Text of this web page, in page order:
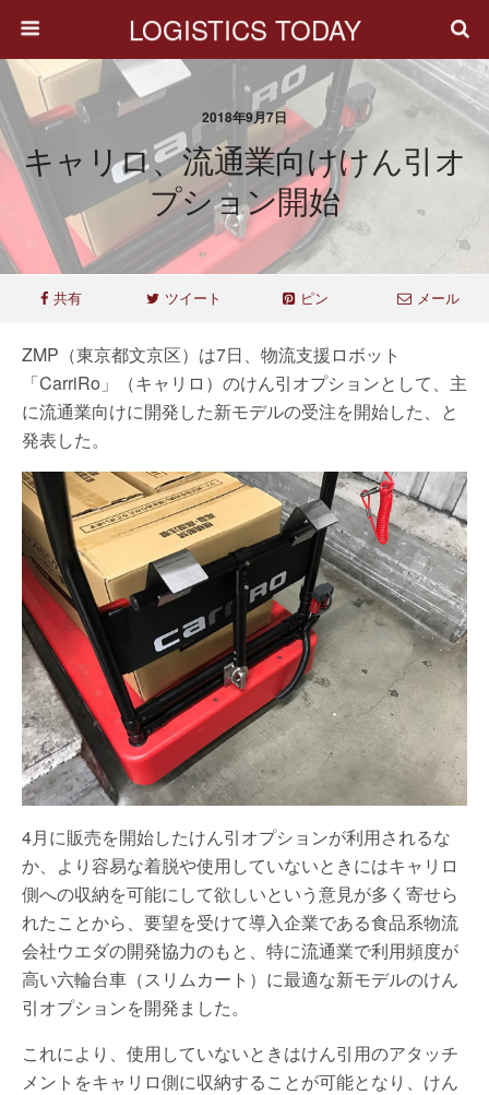
LOGISTICS TODAY
2018年9月7日
キャリロ、流通業向けけん引オ
プション開始
共有 ツイート ピン メール
ZMP（東京都文京区）は7日、物流支援ロボット
「CarriRo」（キャリロ）のけん引オプションとして、主
に流通業向けに開発した新モデルの受注を開始した、と
発表した。
4月に販売を開始したけん引オプションが利用されるな
か、より容易な着脱や使用していないときにはキャリロ
側への収納を可能にして欲しいという意見が多く寄せら
れたことから、要望を受けて導入企業である食品系物流
会社ウエダの開発協力のもと、特に流通業で利用頻度が
高い六輪台車（スリムカート）に最適な新モデルのけん
引オプションを開発ました。
これにより、使用していないときはけん引用のアタッチ
メントをキャリロ側に収納することが可能となり、けん